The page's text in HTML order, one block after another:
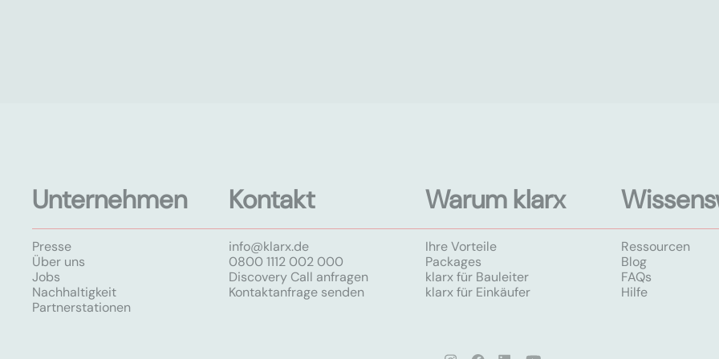
Unternehmen
Presse
Über uns
Jobs
Nachhaltigkeit
Partnerstationen
Kontakt
info@klarx.de
0800 1112 002 000
Discovery Call anfragen
Kontaktanfrage senden
Warum klarx
Ihre Vorteile
Packages
klarx für Bauleiter
klarx für Einkäufer
Ressourcen
Blog
FAQs
Hilfe